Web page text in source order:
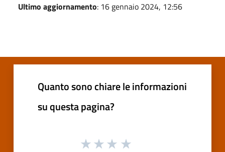
Ultimo aggiornamento: 16 gennaio 2024, 12:56
Quanto sono chiare le informazioni
su questa pagina?